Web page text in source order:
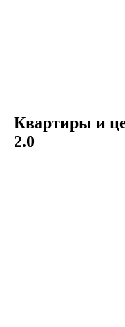
Квартиры и
2.0